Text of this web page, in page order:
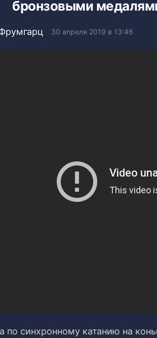
бронзовыми
30 апреля 2019 в 13:46
по синхронному катанию на